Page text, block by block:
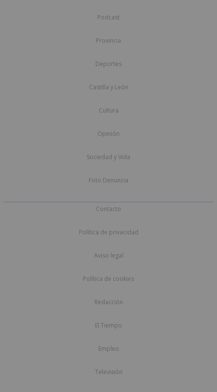
Podcast
Provincia
Deportes
Castilla y León
Cultura
Opinión
Sociedad y Vida
Foto Denuncia
Contacto
Política de privacidad
Aviso legal
Política de cookies
Redacción
El Tiempo
Empleo
Televisión